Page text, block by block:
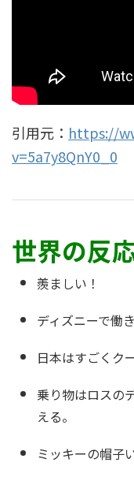
引用元： https://
v=5a7y8QnY0_0
世界の反
羨ましい！
ディズニーで働
日本はすごくク
乗り物はロスの
える。
ミッキーの帽子